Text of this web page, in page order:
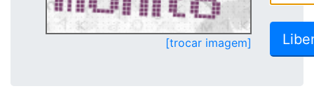
[trocar imagem]